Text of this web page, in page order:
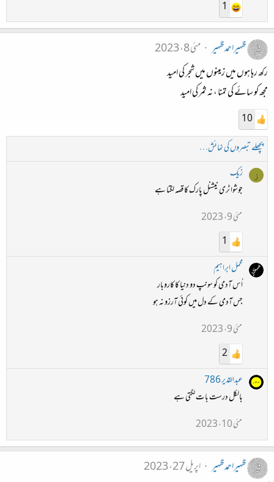
1
ظہیراحمدظہیر
مئی 8، 2023
رکھ رہا ہوں میں زمینوں میں شجر کی امید
مجھ کو سائے کی تمنا ، نہ ثمر کی امید
10
پچھلے تبصروں کی نمائش…
ز
زیک
جوشوا ٹری نیشنل پارک کا قصہ لگتا ہے
مئی 9، 2023
1
محمل ابراہیم
اُس آدمی کو سونپ دو دنیا کا کاروبار
جس آدمی کے دل میں کوئی آرزو نہ ہو
مئی 9، 2023
2
عبدالقدیر 786
بالکل درست بات لگتی ہے
مئی 10، 2023
ظہیراحمدظہیر
اپریل 27، 2023